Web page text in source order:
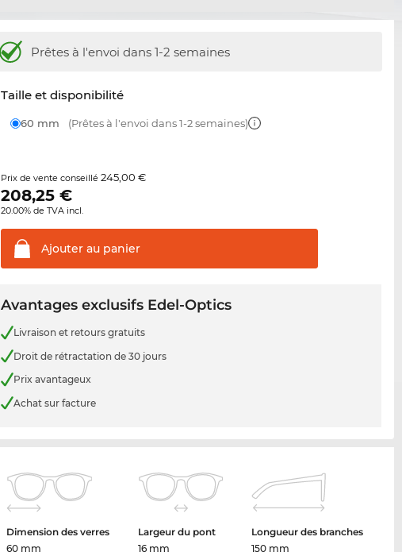
Prêtes à l'envoi dans 1-2 semaines
Taille et disponibilité
60 mm (Prêtes à l'envoi dans 1-2 semaines)
Prix de vente conseillé245,00 €
208,25 €
20.00% de TVA incl.
Ajouter au panier
Avantages exclusifs Edel-Optics
Livraison et retours gratuits
Droit de rétractation de 30 jours
Prix avantageux
Achat sur facture
Dimension des verres
60 mm
Largeur du pont
16 mm
Longueur des branches
150 mm